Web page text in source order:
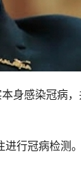
身感染冠病
行冠病检测。